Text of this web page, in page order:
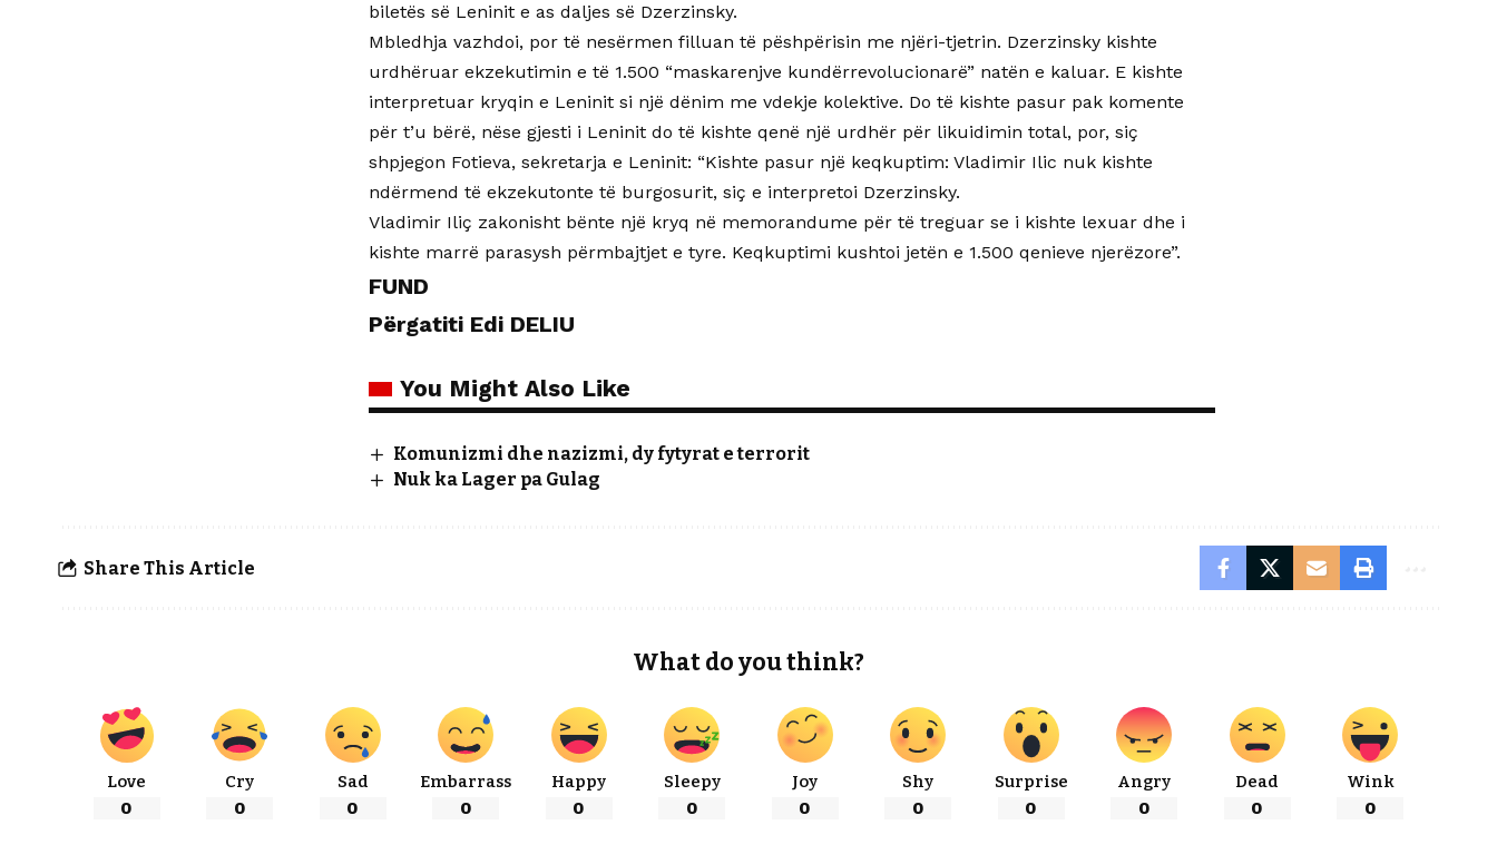
biletës së Leninit e as daljes së Dzerzinsky.
Mbledhja vazhdoi, por të nesërmen filluan të pëshpërisin me njëri-tjetrin. Dzerzinsky kishte
urdhëruar ekzekutimin e të 1.500 “maskarenjve kundërrevolucionarë” natën e kaluar. E kishte
interpretuar kryqin e Leninit si një dënim me vdekje kolektive. Do të kishte pasur pak komente
për t’u bërë, nëse gjesti i Leninit do të kishte qenë një urdhër për likuidimin total, por, siç
shpjegon Fotieva, sekretarja e Leninit: “Kishte pasur një keqkuptim: Vladimir Ilic nuk kishte
ndërmend të ekzekutonte të burgosurit, siç e interpretoi Dzerzinsky.
Vladimir Iliç zakonisht bënte një kryq në memorandume për të treguar se i kishte lexuar dhe i
kishte marrë parasysh përmbajtjet e tyre. Keqkuptimi kushtoi jetën e 1.500 qenieve njerëzore”.
FUND
Përgatiti Edi DELIU
You Might Also Like
Komunizmi dhe nazizmi, dy fytyrat e terrorit
Nuk ka Lager pa Gulag
Share This Article
What do you think?
Love
0
Cry
0
Sad
0
Embarrass
0
Happy
0
Sleepy
0
Joy
0
Shy
0
Surprise
0
Angry
0
Dead
0
Wink
0